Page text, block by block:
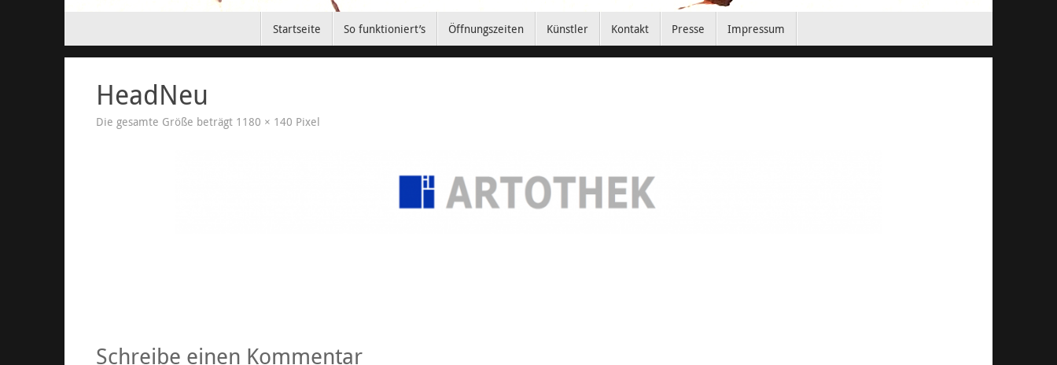
Startseite So funktioniert’s Öffnungszeiten Künstler Kontakt Presse Impressum
HeadNeu
Die gesamte Größe beträgt 1180 × 140 Pixel
Schreibe einen Kommentar